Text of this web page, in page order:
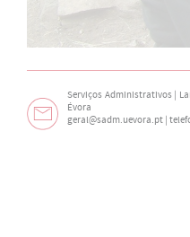
Serviços Administrativos |
Évora
geral@sadm.uevora.pt |